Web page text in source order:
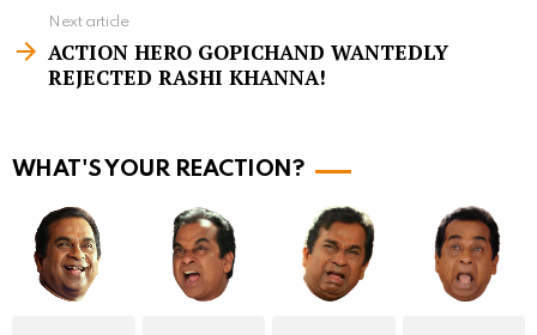
m
e
Next article
ACTION HERO GOPICHAND WANTEDLY
REJECTED RASHI KHANNA!
WHAT'S YOUR REACTION?